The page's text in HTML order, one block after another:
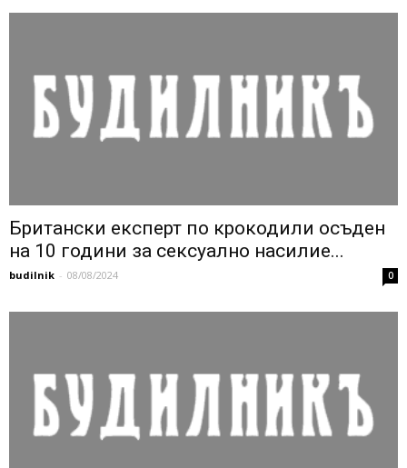
Британски експерт по крокодили осъден
на 10 години за сексуално насилие...
budilnik - 08/08/2024 0